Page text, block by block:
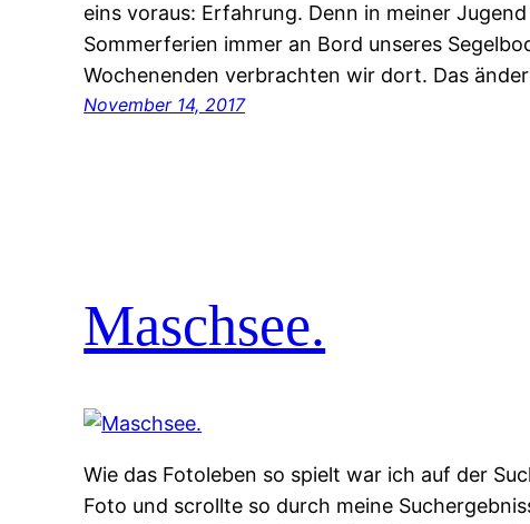
eins voraus: Erfahrung. Denn in meiner
Sommerferien immer an Bord unseres
Wochenenden verbrachten wir dort. Das
November 14, 2017
Maschsee.
Wie das Fotoleben so spielt war ich auf der
Foto und scrollte so durch meine